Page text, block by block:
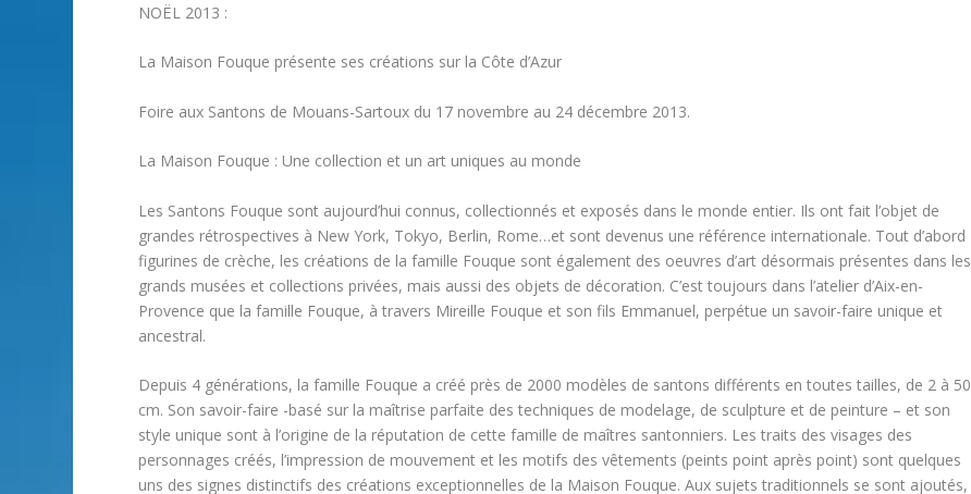
NOËL 2013 :
La Maison Fouque présente ses créations sur la Côte d’Azur
Foire aux Santons de Mouans-Sartoux du 17 novembre au 24 décembre 2013.
La Maison Fouque : Une collection et un art uniques au monde
Les Santons Fouque sont aujourd’hui connus, collectionnés et exposés dans le monde entier. Ils ont fait l’objet de
grandes rétrospectives à New York, Tokyo, Berlin, Rome…et sont devenus une référence internationale. Tout d’abord
figurines de crèche, les créations de la famille Fouque sont également des oeuvres d’art désormais présentes dans les
grands musées et collections privées, mais aussi des objets de décoration. C’est toujours dans l’atelier d’Aix-en-
Provence que la famille Fouque, à travers Mireille Fouque et son fils Emmanuel, perpétue un savoir-faire unique et
ancestral.
Depuis 4 générations, la famille Fouque a créé près de 2000 modèles de santons différents en toutes tailles, de 2 à 50
cm. Son savoir-faire -basé sur la maîtrise parfaite des techniques de modelage, de sculpture et de peinture – et son
style unique sont à l’origine de la réputation de cette famille de maîtres santonniers. Les traits des visages des
personnages créés, l’impression de mouvement et les motifs des vêtements (peints point après point) sont quelques
uns des signes distinctifs des créations exceptionnelles de la Maison Fouque. Aux sujets traditionnels se sont ajoutés,